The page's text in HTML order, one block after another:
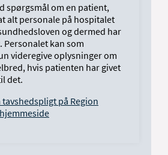
spørgsmål om en patient,
alt personale på hospitalet
og dermed har
Personalet kan som
videregive oplysninger om
hvis patienten har givet
det.
på Region